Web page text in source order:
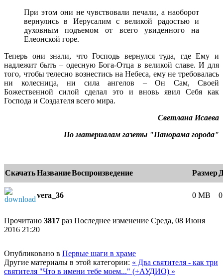
При этом они не чувствовали печали, а наоборот
вернулись в Иерусалим с великой радостью и
духовным подъемом от всего увиденного на
Елеонской горе.
Теперь они знали, что Господь вернулся туда, где Ему и
надлежит быть – одесную Бога-Отца в великой славе. И для
того, чтобы телесно вознестись на Небеса, ему не требовалась
ни колесница, ни сила ангелов – Он Сам, Своей
Божественной силой сделал это и вновь явил Себя как
Господа и Создателя всего мира.
Светлана Исаева
По материалам газеты "Панорама города"
СкачатьНазваниеВоспроизведение Размер
vera_36 0 MB
Прочитано 3817 раз Последнее изменение Среда, 08 Июня
2016 21:20
Опубликовано в Первые шаги в храме
Другие материалы в этой категории: « Два святителя - как три
святителя "Что в имени тебе моем..." (+АУДИО) »